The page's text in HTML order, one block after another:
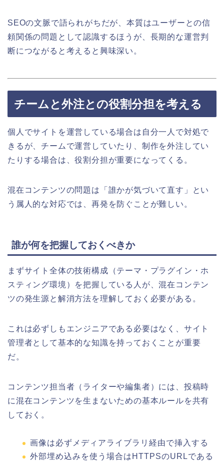
SEOの文脈で語られがちだが、本質はユーザーとの信
頼関係の問題として認識するほうが、長期的な運営判
断につながると考えると興味深い。
チームと外注との役割分担を考える
個人でサイトを運営している場合は自分一人で対処で
きるが、チームで運営していたり、制作を外注してい
たりする場合は、役割分担が重要になってくる。
混在コンテンツの問題は「誰かが気づいて直す」とい
う属人的な対応では、再発を防ぐことが難しい。
誰が何を把握しておくべきか
まずサイト全体の技術構成（テーマ・プラグイン・ホ
スティング環境）を把握している人が、混在コンテン
ツの発生源と解消方法を理解しておく必要がある。
これは必ずしもエンジニアである必要はなく、サイト
管理者として基本的な知識を持っておくことが重要
だ。
コンテンツ担当者（ライターや編集者）には、投稿時
に混在コンテンツを生まないための基本ルールを共有
しておく。
画像は必ずメディアライブラリ経由で挿入する
外部埋め込みを使う場合はHTTPSのURLである